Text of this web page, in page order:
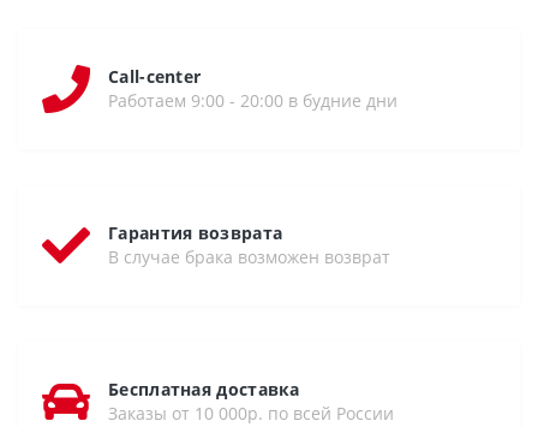
Call-center
Работаем 9:00 - 20:00 в будние дни
Гарантия возврата
В случае брака возможен возврат
Бесплатная доставка
Заказы от 10 000р. по всей России